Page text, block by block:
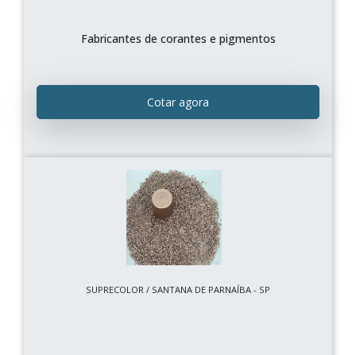
Fabricantes de corantes e pigmentos
Cotar agora
SUPRECOLOR / SANTANA DE PARNAÍBA - SP